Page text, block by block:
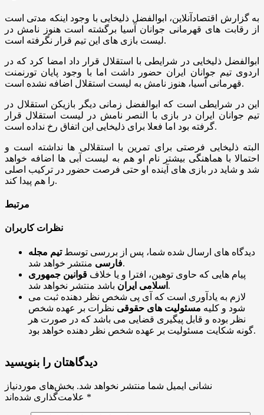
به گزارش اقتصادآنلاین، ابوالفضل ذلیخایی با وجود اینکه مدتی است
از رقابت های قهرمانی جوانان آسیا برگشته است هنوز نامش در
لیست بازی های این تیم قرار نگرفته است.
ابوالفضل ذلیخایی در شرایطی با استقلال قرار داد امضا کرد که در
اردوی تیم جوانان ایران حضور داشت اما با وجود پایان تورنمنت
قهرمانی آسیا، هنوز نامش به لیست استقلال اضافه نشده است.
این در شرایطی است که ابوالفضل زمانی دیگر بازیکن استقلال در
تیم جوانان ایران در بازی با النصر نامش در لیست استقلال قرار
گرفته بود اما فعلا برای ذلیخایی این اتفاق رخ نداده است.
البته ذلیخایی فرصتی برای تمرین با استقلالی ها نداشته است و
احتمالا با هماهنگی بیشتر نام او هم به لیست آبی ها اضافه خواهد
شد و شاید در بازی های آینده او حتی فرصت حضور در ترکیب اصلی
را هم پیدا کند.
مرتبط
نظرات کاربران
دیدگاه های ارسال شده شما، پس از بررسی توسطتیم مجله
فارسیمنتشر خواهد شد.
پیام هایی که حاوی توهین، افترا و یا خلاف قوانین جمهوری
اسلامی ایران باشد منتشر نخواهد شد.
لازم به یادآوری است که آی پی شخص نظر دهنده ثبت می
شود و کلیه مسئولیت های حقوقی نظرات بر عهده شخص
نظر بوده و قابل پیگیری قضایی می باشد که در صورت هر
گونه شکایت مسئولیت بر عهده شخص نظر دهنده خواهد بود.
دیدگاهتان را بنویسید
نشانی ایمیل شما منتشر نخواهد شد. بخش‌های موردنیاز
*